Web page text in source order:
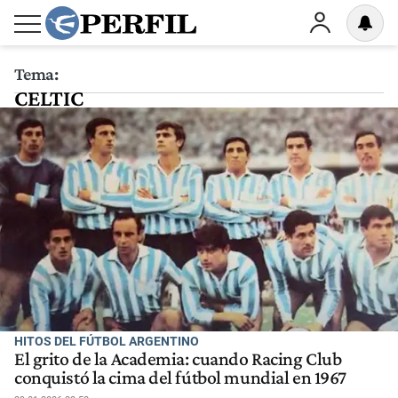
Tema:
CELTIC
HITOS DEL FÚTBOL ARGENTINO
El grito de la Academia: cuando Racing Club
conquistó la cima del fútbol mundial en 1967